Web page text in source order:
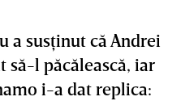
a susţinut că Andrei
să-l păcălească, iar
i-a dat replica: